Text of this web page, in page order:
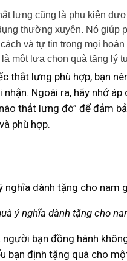
lưng cũng là phụ kiện
thường xuyên. Nó giúp
và tự tin trong mọi
một lựa chọn quà tặng lý
thắt lưng phù hợp, bạn
Ngoài ra, hãy nhớ áp
thắt lưng đó” để đảm
phù hợp.
ý nghĩa dành tặng cho
bạn đồng hành
bạn định tặng quà cho